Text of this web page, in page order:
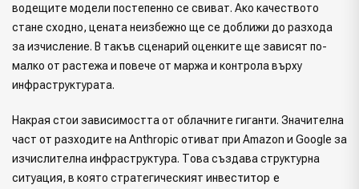
водещите модели постепенно се свиват. Ако качеството
стане сходно, цената неизбежно ще се доближи до разхода
за изчисление. В такъв сценарий оценките ще зависят по-
малко от растежа и повече от маржа и контрола върху
инфраструктурата.
Накрая стои зависимостта от облачните гиганти. Значителна
част от разходите на Anthropic отиват при Amazon и Google за
изчислителна инфраструктура. Това създава структурна
ситуация, в която стратегическият инвеститор е